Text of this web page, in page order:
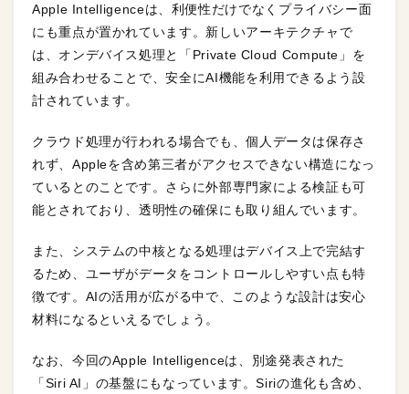
Apple Intelligenceは、利便性だけでなくプライバシー面
にも重点が置かれています。新しいアーキテクチャで
は、オンデバイス処理と「Private Cloud Compute」を
組み合わせることで、安全にAI機能を利用できるよう設
計されています。
クラウド処理が行われる場合でも、個人データは保存さ
れず、Appleを含め第三者がアクセスできない構造になっ
ているとのことです。さらに外部専門家による検証も可
能とされており、透明性の確保にも取り組んでいます。
また、システムの中核となる処理はデバイス上で完結す
るため、ユーザがデータをコントロールしやすい点も特
徴です。AIの活用が広がる中で、このような設計は安心
材料になるといえるでしょう。
なお、今回のApple Intelligenceは、別途発表された
「Siri AI」の基盤にもなっています。Siriの進化も含め、